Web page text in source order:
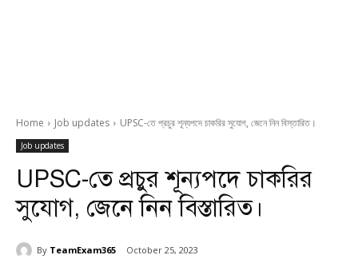
Home Job updates UPSC-তে প্রচুর শূন্যপদে চাকরির সুযোগ, জেনে নিন বিস্তারিত।
Job updates
UPSC-তে প্রচুর শূন্যপদে চাকরির
সুযোগ, জেনে নিন বিস্তারিত।
By TeamExam365 October 25, 2023